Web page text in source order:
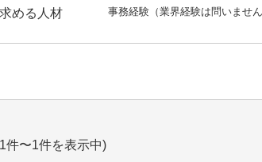
求める人材 事務経験（業界経験は問いません
件〜1件を表示中)